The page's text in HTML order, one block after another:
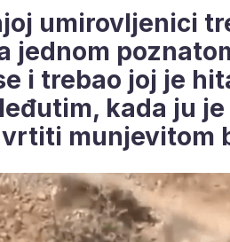
umirovljenici
jednom
i trebao joj je
kada ju
vrtiti munjevitom